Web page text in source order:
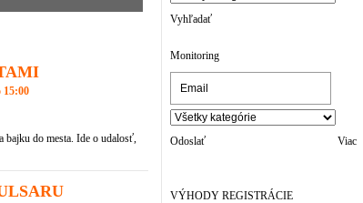
15:00
bajku do mesta. Ide o udalosť,
Vyhľadať
Monitoring
Odoslať Viac
VÝHODY REGISTRÁCIE